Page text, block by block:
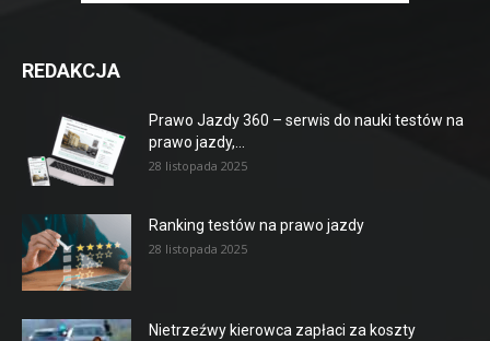
REDAKCJA
Prawo Jazdy 360 – serwis do nauki testów na
prawo jazdy,...
28 listopada 2025
Ranking testów na prawo jazdy
28 listopada 2025
Nietrzeźwy kierowca zapłaci za koszty